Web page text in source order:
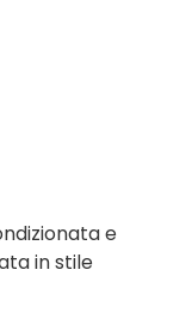
e
in stile